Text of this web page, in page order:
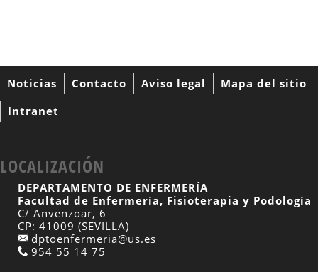
Noticias Contacto Aviso legal
Mapa del sitio
Intranet
LOCALIZACIÓN
DEPARTAMENTO DE ENFERMERÍA
Facultad de Enfermería, Fisioterapia y Podología
C/ Anvenzoar, 6
CP: 41009 (SEVILLA)
dptoenfermeria@us.es
954 55 14 75